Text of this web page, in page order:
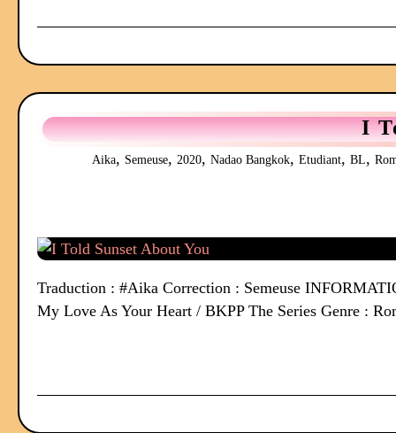
I
Aika, Semeuse, 2020, Nadao Bangkok, Etudiant, BL,
Traduction : #Aika Correction : Semeuse
My Love As Your Heart / BKPP The Series Genre :